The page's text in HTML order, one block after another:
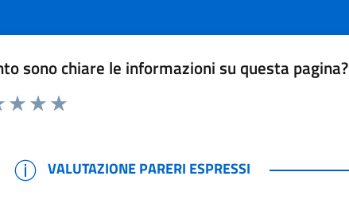
sono chiare le informazioni su questa pagina?
VALUTAZIONE PARERI ESPRESSI
VALUTAZIONE PARERI ESPRESSI